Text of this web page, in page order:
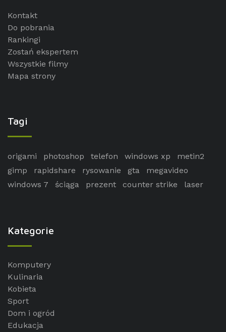
Kontakt
Do pobrania
Rankingi
Zostań ekspertem
Wszystkie filmy
Mapa strony
Tagi
origami photoshop telefon windows xp
metin2
gimp
rapidshare rysowanie gta
megavideo
windows 7
ściąga prezent counter strike laser
Kategorie
Komputery
Kulinaria
Kobieta
Sport
Dom i ogród
Edukacja